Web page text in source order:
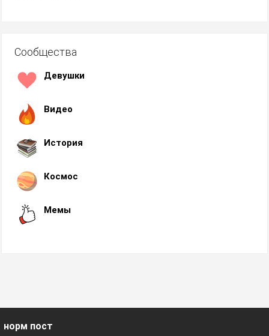
Сообщества
Девушки
Видео
История
Космос
Мемы
норм пост